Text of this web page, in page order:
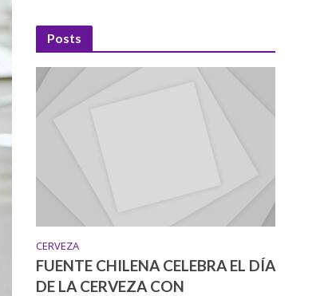
Posts
CERVEZA
FUENTE CHILENA CELEBRA EL DÍA
DE LA CERVEZA CON